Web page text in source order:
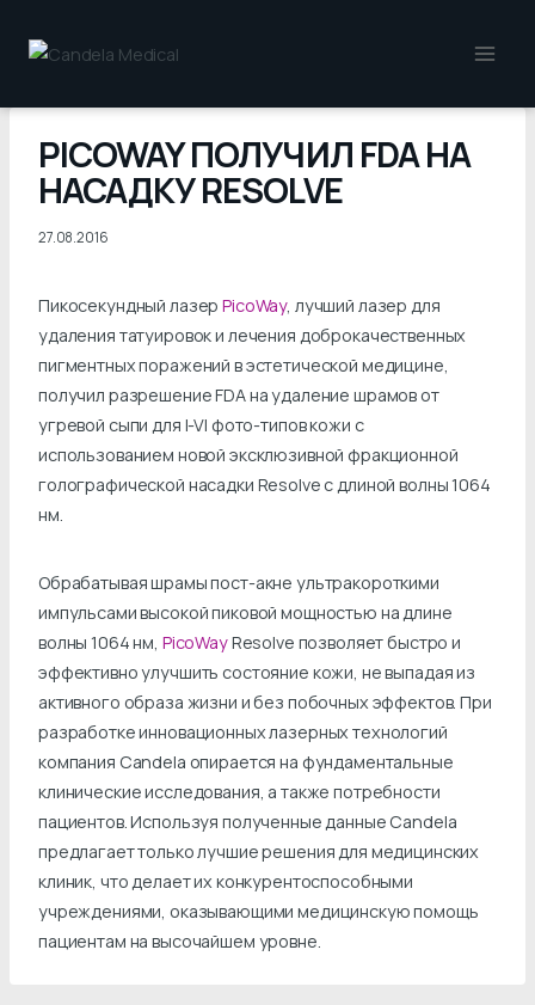
PICOWAY ПОЛУЧИЛ FDA НА
НАСАДКУ RESOLVE
27.08.2016
Пикосекундный лазерPicoWay, лучший лазер для
удаления татуировок и лечения доброкачественных
пигментных поражений в эстетической медицине,
получил разрешение FDA на удаление шрамов от
угревой сыпи для I-VI фото-типов кожи с
использованием новой эксклюзивной фракционной
голографической насадки Resolve с длиной волны 1064
нм.
Обрабатывая шрамы пост-акне ультракороткими
импульсами высокой пиковой мощностью на длине
волны 1064 нм, PicoWayResolve позволяет быстро и
эффективно улучшить состояние кожи, не выпадая из
активного образа жизни и без побочных эффектов. При
разработке инновационных лазерных технологий
компания Candela опирается на фундаментальные
клинические исследования, а также потребности
пациентов. Используя полученные данные Candela
предлагает только лучшие решения для медицинских
клиник, что делает их конкурентоспособными
учреждениями, оказывающими медицинскую помощь
пациентам на высочайшем уровне.